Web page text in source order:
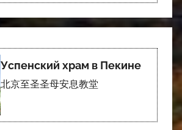
Успенский храм в Пекине
北京至圣圣母安息教堂